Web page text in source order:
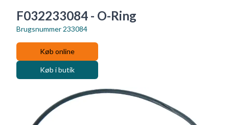
F032233084 - O-Ring
Brugsnummer 233084
Køb online
Køb i butik